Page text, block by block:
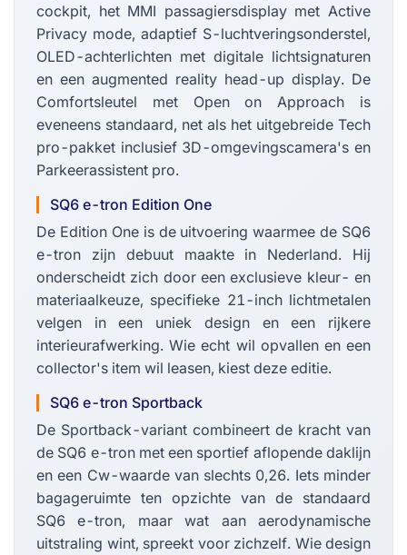
cockpit, het MMI passagiersdisplay met Active
Privacy mode, adaptief S-luchtveringsonderstel,
OLED-achterlichten met digitale lichtsignaturen
en een augmented reality head-up display. De
Comfortsleutel met Open on Approach is
eveneens standaard, net als het uitgebreide Tech
pro-pakket inclusief 3D-omgevingscamera's en
Parkeerassistent pro.
SQ6 e-tron Edition One
De Edition One is de uitvoering waarmee de SQ6
e-tron zijn debuut maakte in Nederland. Hij
onderscheidt zich door een exclusieve kleur- en
materiaalkeuze, specifieke 21-inch lichtmetalen
velgen in een uniek design en een rijkere
interieurafwerking. Wie echt wil opvallen en een
collector's item wil leasen, kiest deze editie.
SQ6 e-tron Sportback
De Sportback-variant combineert de kracht van
de SQ6 e-tron met een sportief aflopende daklijn
en een Cw-waarde van slechts 0,26. Iets minder
bagageruimte ten opzichte van de standaard
SQ6 e-tron, maar wat aan aerodynamische
uitstraling wint, spreekt voor zichzelf. Wie design